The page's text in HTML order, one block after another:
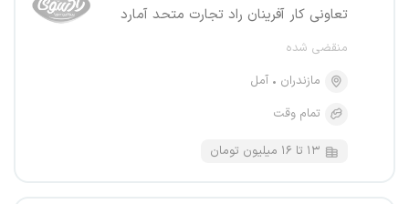
تعاونی کار آفرینان راد تجارت متحد آمارد
منقضی شده
مازندران
آمل
تمام وقت
۱۳ تا ۱۶ میلیون تومان